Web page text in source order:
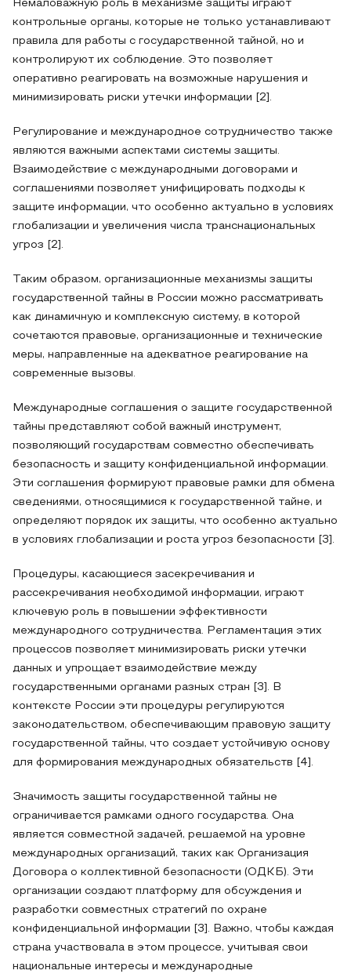
Немаловажную роль в механизме защиты играют
контрольные органы, которые не только устанавливают
правила для работы с государственной тайной, но и
контролируют их соблюдение. Это позволяет
оперативно реагировать на возможные нарушения и
минимизировать риски утечки информации [2].
Регулирование и международное сотрудничество также
являются важными аспектами системы защиты.
Взаимодействие с международными договорами и
соглашениями позволяет унифицировать подходы к
защите информации, что особенно актуально в условиях
глобализации и увеличения числа транснациональных
угроз [2].
Таким образом, организационные механизмы защиты
государственной тайны в России можно рассматривать
как динамичную и комплексную систему, в которой
сочетаются правовые, организационные и технические
меры, направленные на адекватное реагирование на
современные вызовы.
Международные соглашения о защите государственной
тайны представляют собой важный инструмент,
позволяющий государствам совместно обеспечивать
безопасность и защиту конфиденциальной информации.
Эти соглашения формируют правовые рамки для обмена
сведениями, относящимися к государственной тайне, и
определяют порядок их защиты, что особенно актуально
в условиях глобализации и роста угроз безопасности [3].
Процедуры, касающиеся засекречивания и
рассекречивания необходимой информации, играют
ключевую роль в повышении эффективности
международного сотрудничества. Регламентация этих
процессов позволяет минимизировать риски утечки
данных и упрощает взаимодействие между
государственными органами разных стран [3]. В
контексте России эти процедуры регулируются
законодательством, обеспечивающим правовую защиту
государственной тайны, что создает устойчивую основу
для формирования международных обязательств [4].
Значимость защиты государственной тайны не
ограничивается рамками одного государства. Она
является совместной задачей, решаемой на уровне
международных организаций, таких как Организация
Договора о коллективной безопасности (ОДКБ). Эти
организации создают платформу для обсуждения и
разработки совместных стратегий по охране
конфиденциальной информации [3]. Важно, чтобы каждая
страна участвовала в этом процессе, учитывая свои
национальные интересы и международные